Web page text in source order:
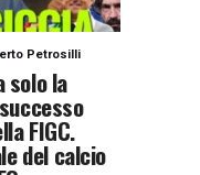
Petrosilli
solo la
FIGC.
del calcio